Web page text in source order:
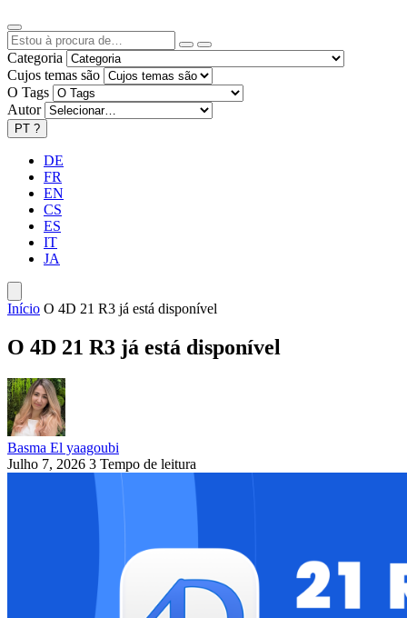
Categoria
Cujos temas são
O Tags
Autor
PT ?
DE
FR
EN
CS
ES
IT
JA
Início O 4D 21 R3 já está disponível
O 4D 21 R3 já está disponível
Basma El yaagoubi
Julho 7, 2026 3 Tempo de leitura